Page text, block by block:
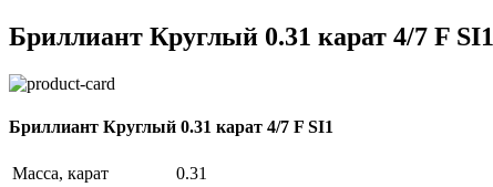
Бриллиант Круглый 0.31 карат 4/7 F SI1
Бриллиант Круглый 0.31 карат 4/7 F SI1
Масса, карат
0.31